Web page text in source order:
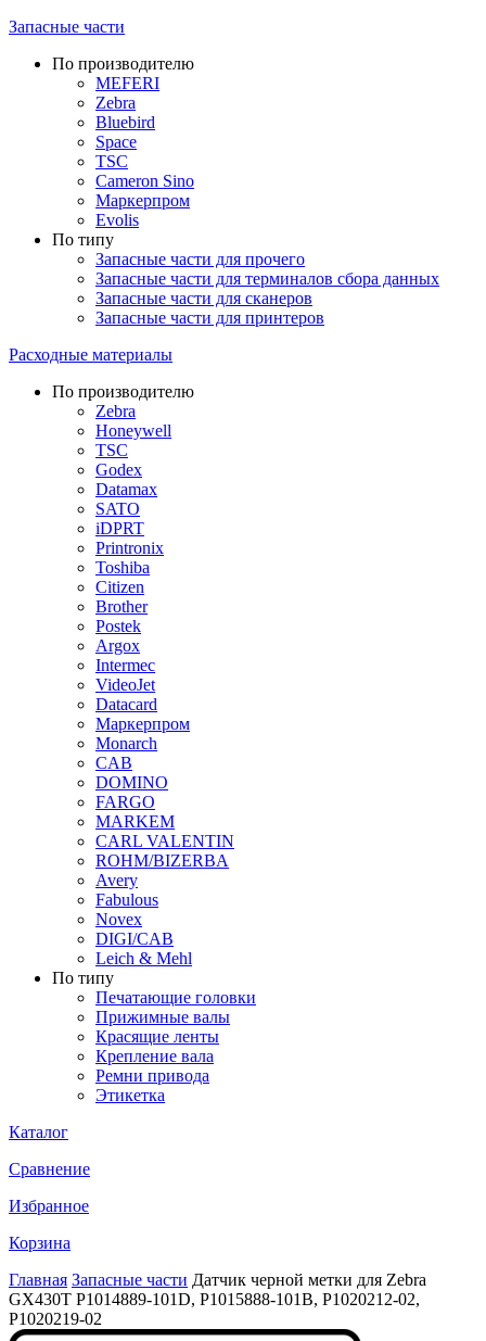
Запасные части
По производителю
MEFERI
Zebra
Bluebird
Space
TSC
Cameron Sino
Маркерпром
Evolis
По типу
Запасные части для прочего
Запасные части для терминалов сбора данных
Запасные части для сканеров
Запасные части для принтеров
Расходные материалы
По производителю
Zebra
Honeywell
TSC
Godex
Datamax
SATO
iDPRT
Printronix
Toshiba
Citizen
Brother
Postek
Argox
Intermec
VideoJet
Datacard
Маркерпром
Monarch
CAB
DOMINO
FARGO
MARKEM
CARL VALENTIN
ROHM/BIZERBA
Avery
Fabulous
Novex
DIGI/CAB
Leich & Mehl
По типу
Печатающие головки
Прижимные валы
Красящие ленты
Крепление вала
Ремни привода
Этикетка
Каталог
Сравнение
Избранное
Корзина
Главная Запасные части Датчик черной метки для Zebra
GX430T P1014889-101D, P1015888-101B, P1020212-02,
P1020219-02